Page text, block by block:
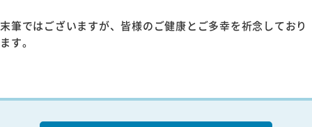
末筆ではございますが、皆様のご健康とご多幸を祈念しており
ます。